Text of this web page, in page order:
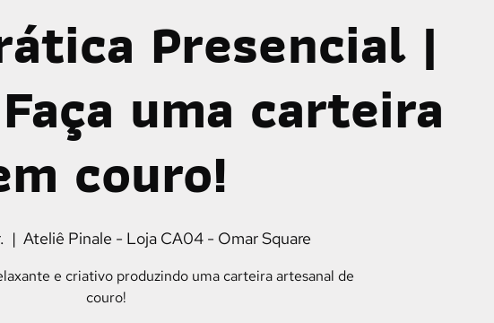
Presencial |
uma carteira
couro!
  |
Ateliê Pinale - Loja CA04 - Omar Square
e criativo produzindo uma carteira artesanal de
couro!